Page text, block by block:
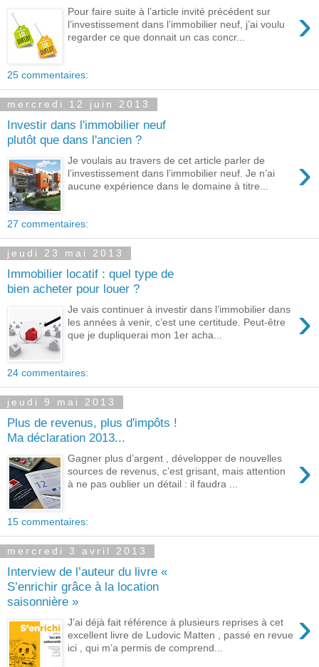
›
Pour faire suite à l’article invité précédent sur
l’investissement dans l’immobilier neuf, j’ai voulu
regarder ce que donnait un cas concr...
25 commentaires:
mercredi 12 juin 2013
Investir dans l'immobilier neuf
plutôt que dans l'ancien ?
›
Je voulais au travers de cet article parler de
l’investissement dans l’immobilier neuf. Je n’ai
aucune expérience dans le domaine à titre...
27 commentaires:
jeudi 23 mai 2013
Immobilier locatif : quel type de
bien acheter pour louer ?
›
Je vais continuer à investir dans l’immobilier dans
les années à venir, c’est une certitude. Peut-être
que je dupliquerai mon 1er acha...
24 commentaires:
jeudi 9 mai 2013
Plus de revenus, plus d'impôts !
Ma déclaration 2013...
›
Gagner plus d’argent , développer de nouvelles
sources de revenus, c’est grisant, mais attention
à ne pas oublier un détail : il faudra ...
15 commentaires:
mercredi 3 avril 2013
Interview de l’auteur du livre «
S’enrichir grâce à la location
saisonnière »
›
J’ai déjà fait référence à plusieurs reprises à cet
excellent livre de Ludovic Matten , passé en revue
ici , qui m’a permis de comprend...